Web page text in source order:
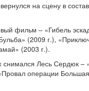
на сцену в
фильм – «Гибель
(2009 г.),
(2003 г.).
Лесь Сердюк –
операции